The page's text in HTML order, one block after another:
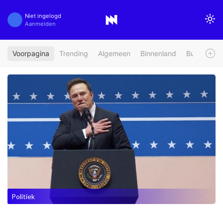
Niet ingelogd
Aanmelden
Voorpagina Trending Algemeen Binnenland Buitenland
Politiek